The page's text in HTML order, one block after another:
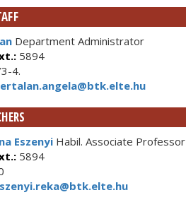
Department Administrator
5894
4.
Eszenyi Habil. Associate Professor
5894